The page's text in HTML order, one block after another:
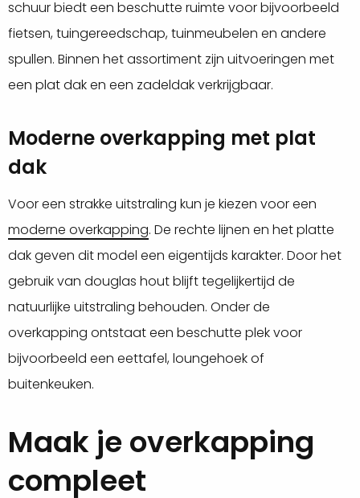
schuur biedt een beschutte ruimte voor bijvoorbeeld
fietsen, tuingereedschap, tuinmeubelen en andere
spullen. Binnen het assortiment zijn uitvoeringen met
een plat dak en een zadeldak verkrijgbaar.
Moderne overkapping met plat
dak
Voor een strakke uitstraling kun je kiezen voor een
moderne overkapping. De rechte lijnen en het platte
dak geven dit model een eigentijds karakter. Door het
gebruik van douglas hout blijft tegelijkertijd de
natuurlijke uitstraling behouden. Onder de
overkapping ontstaat een beschutte plek voor
bijvoorbeeld een eettafel, loungehoek of
buitenkeuken.
Maak je overkapping
compleet